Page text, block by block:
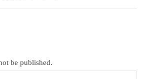
be published.